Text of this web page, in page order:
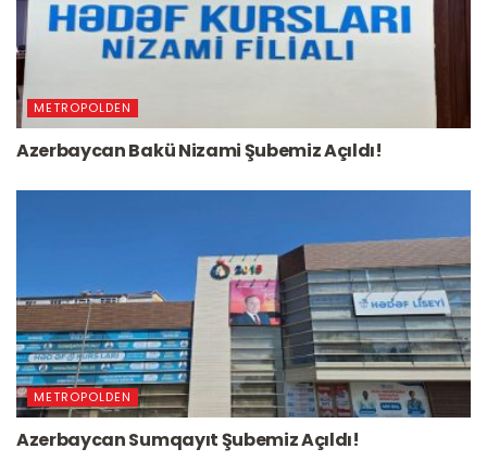
METROPOLDEN
Azerbaycan Bakü Nizami Şubemiz Açıldı!
METROPOLDEN
Azerbaycan Sumqayıt Şubemiz Açıldı!